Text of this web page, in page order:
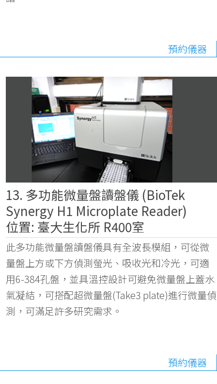
預約儀器
13. 多功能微量盤讀盤儀 (BioTek
Synergy H1 Microplate Reader)
位置: 臺大生化所 R400室
此多功能微量盤讀盤儀具有全波長模組，可從微
量盤上方或下方偵測螢光、吸收光和冷光，可適
用6-384孔盤，並具溫控設計可避免微量盤上蓋水
氣凝結，可搭配超微量盤(Take3 plate)進行微量偵
測，可滿足許多研究需求。
預約儀器